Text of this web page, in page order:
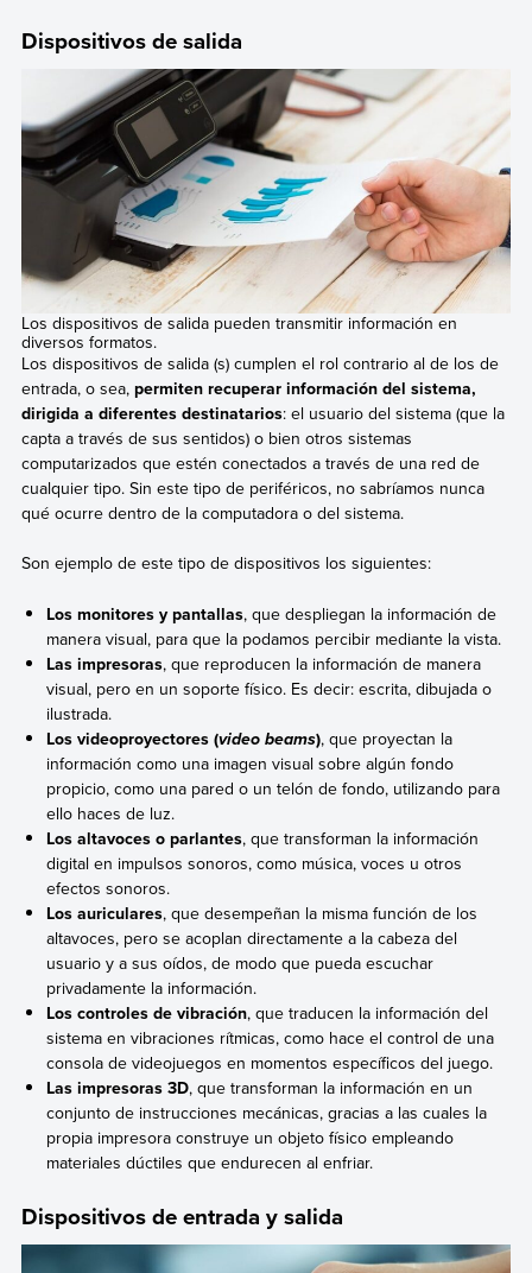
Dispositivos de salida
Los dispositivos de salida pueden transmitir información en
diversos formatos.
Los dispositivos de salida (s) cumplen el rol contrario al de los de
entrada, o sea, permiten recuperar información del sistema,
dirigida a diferentes destinatarios: el usuario del sistema (que la
capta a través de sus sentidos) o bien otros sistemas
computarizados que estén conectados a través de una red de
cualquier tipo. Sin este tipo de periféricos, no sabríamos nunca
qué ocurre dentro de la computadora o del sistema.
Son ejemplo de este tipo de dispositivos los siguientes:
Los monitores y pantallas, que despliegan la información de
manera visual, para que la podamos percibir mediante la vista.
Las impresoras, que reproducen la información de manera
visual, pero en un soporte físico. Es decir: escrita, dibujada o
ilustrada.
Los videoproyectores (video beams), que proyectan la
información como una imagen visual sobre algún fondo
propicio, como una pared o un telón de fondo, utilizando para
ello haces de luz.
Los altavoces o parlantes, que transforman la información
digital en impulsos sonoros, como música, voces u otros
efectos sonoros.
Los auriculares, que desempeñan la misma función de los
altavoces, pero se acoplan directamente a la cabeza del
usuario y a sus oídos, de modo que pueda escuchar
privadamente la información.
Los controles de vibración, que traducen la información del
sistema en vibraciones rítmicas, como hace el control de una
consola de videojuegos en momentos específicos del juego.
Las impresoras 3D, que transforman la información en un
conjunto de instrucciones mecánicas, gracias a las cuales la
propia impresora construye un objeto físico empleando
materiales dúctiles que endurecen al enfriar.
Dispositivos de entrada y salida